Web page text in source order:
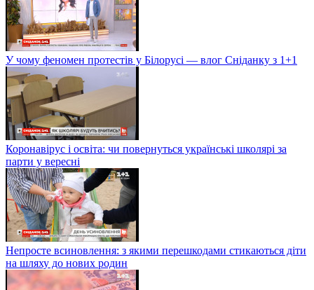
У чому феномен протестів у Білорусі — влог Сніданку з 1+1
Коронавірус і освіта: чи повернуться українські школярі за
парти у вересні
Непросте всиновлення: з якими перешкодами стикаються діти
на шляху до нових родин